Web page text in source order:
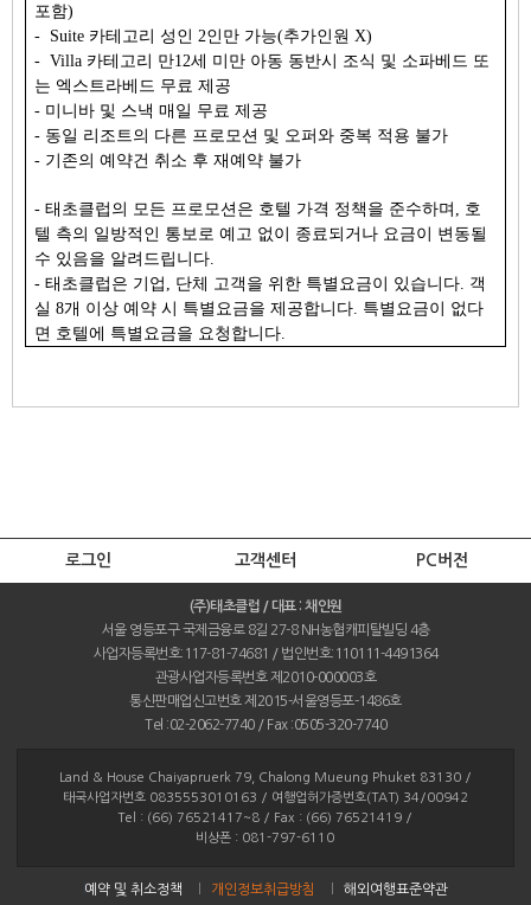
포함)
- Suite 카테고리 성인 2인만 가능(추가인원 X)
- Villa 카테고리 만12세 미만 아동 동반시 조식 및 소파베드 또
는 엑스트라베드 무료 제공
- 미니바 및 스낵 매일 무료 제공
- 동일 리조트의 다른 프로모션 및 오퍼와 중복 적용 불가
- 기존의 예약건 취소 후 재예약 불가
- 태초클럽의 모든 프로모션은 호텔 가격 정책을 준수하며, 호
텔 측의 일방적인 통보로 예고 없이 종료되거나 요금이 변동될
수 있음을 알려드립니다.
- 태초클럽은 기업, 단체 고객을 위한 특별요금이 있습니다. 객
실 8개 이상 예약 시 특별요금을 제공합니다. 특별요금이 없다
면 호텔에 특별요금을 요청합니다.
로그인 고객센터 PC버전
(주)태초클럽 / 대표 : 채인원
서울 영등포구 국제금융로 8길 27-8 NH농협캐피탈빌딩 4층
사업자등록번호:117-81-74681 / 법인번호:110111-4491364
관광사업자등록번호 제2010-000003호
통신판매업신고번호 제2015-서울영등포-1486호
Tel :02-2062-7740 / Fax :0505-320-7740
Land & House Chaiyapruerk 79, Chalong Mueung Phuket 83130 /
태국사업자번호 0835553010163 / 여행업허가증번호(TAT) 34/00942
Tel : (66) 76521417~8 / Fax : (66) 76521419 /
비상폰 : 081-797-6110
예약 및 취소정책 개인정보취급방침 해외여행표준약관